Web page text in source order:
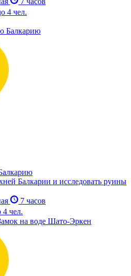
4 чел.
Балкарии и исследовать руины
7 часов
4 чел.